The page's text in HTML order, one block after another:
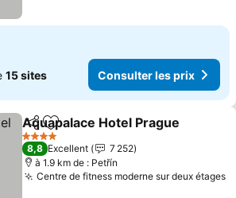
15 sites Consulter les prix
PartagerAjouter à mes favoris
Aquapalace Hotel Prague
4 Étoiles
8,8 Excellent
7 252
à 1.9 km de : Petřín
Centre de fitness moderne sur deux étages